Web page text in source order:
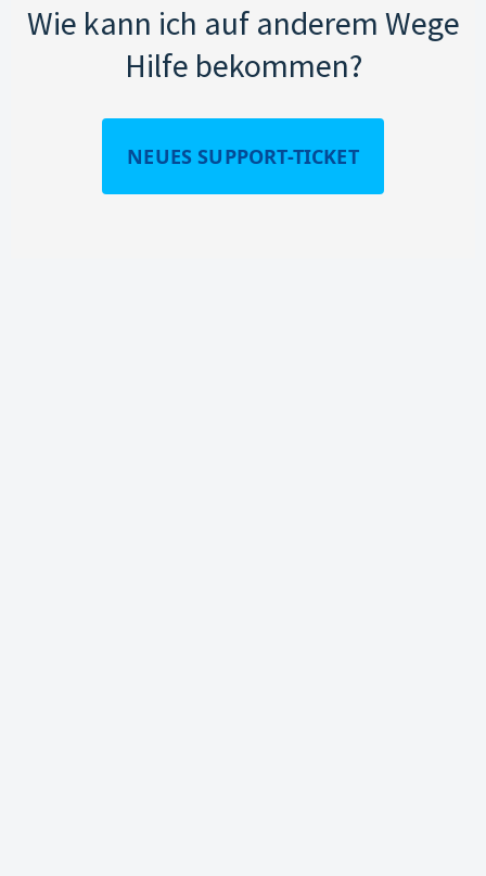
Wie kann ich auf anderem Wege
Hilfe bekommen?
NEUES SUPPORT-TICKET